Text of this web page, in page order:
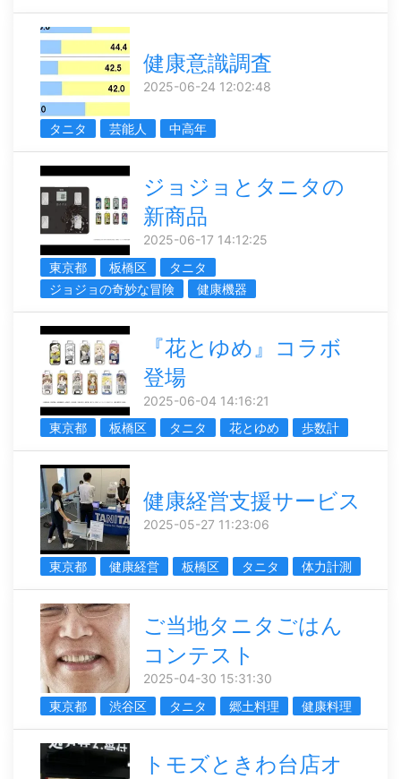
健康意識調査
2025-06-24 12:02:48
タニタ 芸能人 中高年
ジョジョとタニタの
新商品
2025-06-17 14:12:25
東京都
板橋区
タニタ
ジョジョの奇妙な冒険
健康機器
『花とゆめ』コラボ
登場
2025-06-04 14:16:21
東京都
板橋区 タニタ 花とゆめ 歩数計
健康経営支援サービス
2025-05-27 11:23:06
東京都 健康経営 板橋区 タニタ 体力計測
ご当地タニタごはん
コンテスト
2025-04-30 15:31:30
東京都
渋谷区 タニタ 郷土料理 健康料理
トモズときわ台店オ